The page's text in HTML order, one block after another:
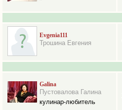
Evgenia111
Трошина Евгения
Galina
Пустовалова Галина
кулинар-любитель